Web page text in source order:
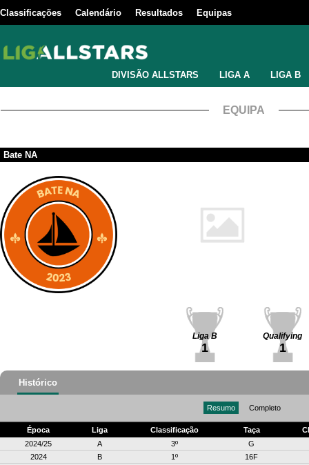
Classificações Calendário Resultados Equipas
DIVISÃO ALLSTARS LIGA A LIGA B
EQUIPA
Bate NA
Liga B
1
Qualifying
1
Histórico
Resumo Completo
Época Liga Classificação Taça
2024/25
A 3º
G
2024
B 1º
16F